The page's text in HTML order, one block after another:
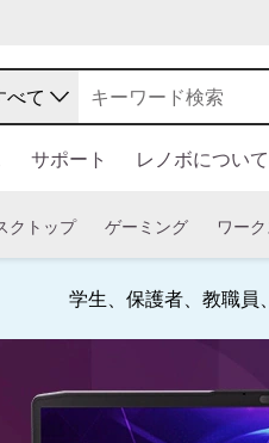
べて
サポート レノボについて
クトップ ゲーミング ワー
学生、保護者、教職員